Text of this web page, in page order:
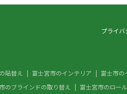
プライバ
貼替え 富士宮市のインテリア 富士市の
のブラインドの取り替え 富士宮市のロー